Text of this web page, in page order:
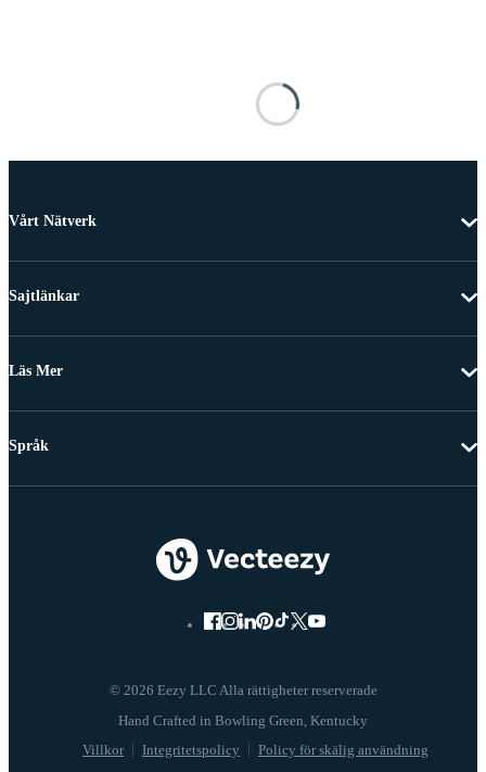
Vårt Nätverk
Sajtlänkar
Läs Mer
© 2026 Eezy LLC Alla rättigheter reserverade
Villkor Integritetspolicy Policy för skälig användning
Språk